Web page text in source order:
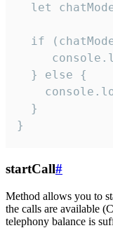
let
if
  } else {
  }
}
startCall#
Method allows you to
the calls are available
telephony balance is